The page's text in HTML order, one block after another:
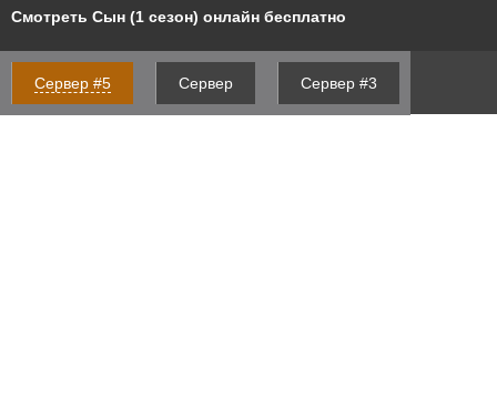
Смотреть Сын (1 сезон) онлайн бесплатно
Сервер #5 Сервер Сервер #3